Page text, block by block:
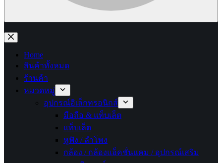
No
results
Home
สินค้าทั้งหมด
ร้านค้า
หมวดหมู่
อุปกรณ์อิเล็กทรอนิกส์
มือถือ & แท็บเล็ต
แท็บเล็ต
หูฟัง / ลำโพง
กล้อง / กล้องแอ็คชั่นแคม / อุปกรณ์เสริม